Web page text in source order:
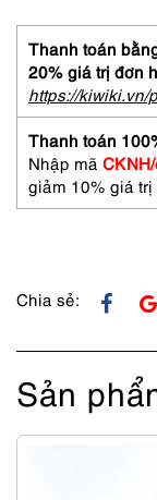
nam/nữ-
Gần
như
mới-
FOUR
NINES
(999.9)
NPM201
eyeglasses
Thanh toán
20% giá trị đơn
https://kiwiki.vn/
Thanh toán
Nhập mã
giảm 10% giá
Chia sẻ:
Sản